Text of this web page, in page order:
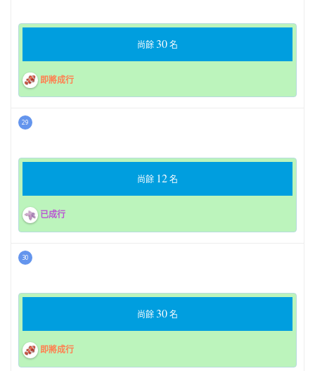
尚餘30名
即將成行
29
尚餘 12名
已成行
30
尚餘30名
即將成行